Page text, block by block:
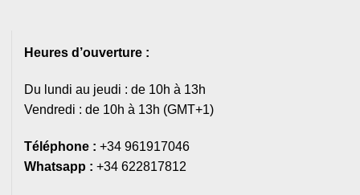
Heures d’ouverture :
Du lundi au jeudi : de 10h à 13h
Vendredi : de 10h à 13h (GMT+1)
Téléphone : +34 961917046
Whatsapp : +34 622817812